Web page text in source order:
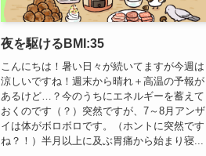
夜を駆けるBMI:35
こんにちは！暑い日々が続いてますが今週は
涼しいですね！週末から晴れ＋高温の予報が
あるけど…？今のうちにエネルギーを蓄えて
おくのです（？）突然ですが、7～8月アンザ
イは体がボロボロです。（ホントに突然です
ね？！）半月以上に及ぶ胃痛から始まり寝...